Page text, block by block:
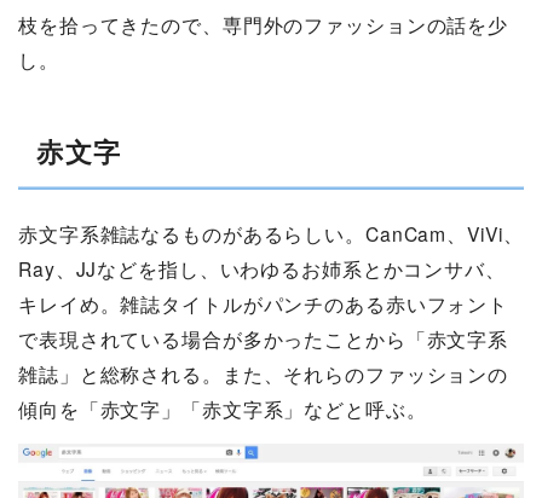
枝を拾ってきたので、専門外のファッションの話を少
し。
赤文字
赤文字系雑誌なるものがあるらしい。CanCam、ViVi、
Ray、JJなどを指し、いわゆるお姉系とかコンサバ、
キレイめ。雑誌タイトルがパンチのある赤いフォント
で表現されている場合が多かったことから「赤文字系
雑誌」と総称される。また、それらのファッションの
傾向を「赤文字」「赤文字系」などと呼ぶ。